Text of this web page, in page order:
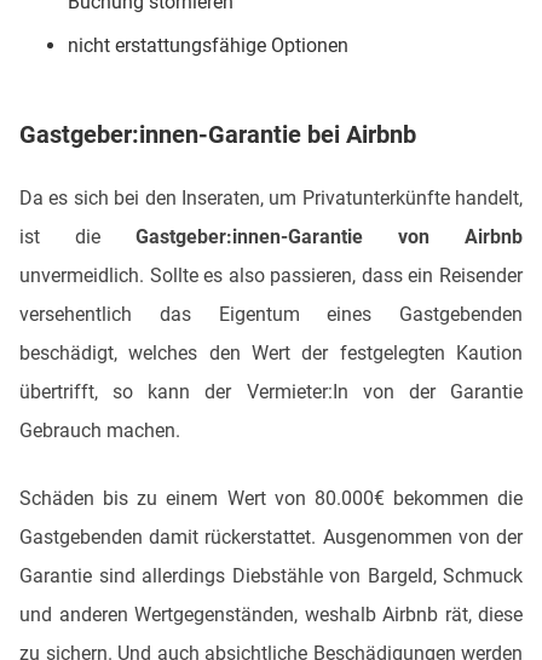
nicht erstattungsfähige Optionen
Gastgeber:innen-Garantie bei Airbnb
Da es sich bei den Inseraten, um Privatunterkünfte handelt,
ist die Gastgeber:innen-Garantie von Airbnb
unvermeidlich. Sollte es also passieren, dass ein Reisender
versehentlich das Eigentum eines Gastgebenden
beschädigt, welches den Wert der festgelegten Kaution
übertrifft, so kann der Vermieter:In von der Garantie
Gebrauch machen.
Schäden bis zu einem Wert von 80.000€ bekommen die
Gastgebenden damit rückerstattet. Ausgenommen von der
Garantie sind allerdings Diebstähle von Bargeld, Schmuck
und anderen Wertgegenständen, weshalb Airbnb rät, diese
zu sichern. Und auch absichtliche Beschädigungen werden